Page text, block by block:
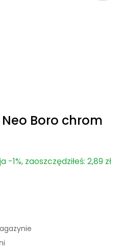
Boro chrom
-1%, zaoszczędziłeś: 2,89 zł